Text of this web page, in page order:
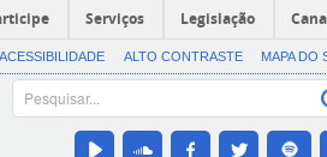
Serviços Legislação
ACESSIBILIDADE ALTO CONTRASTE MAPA DO